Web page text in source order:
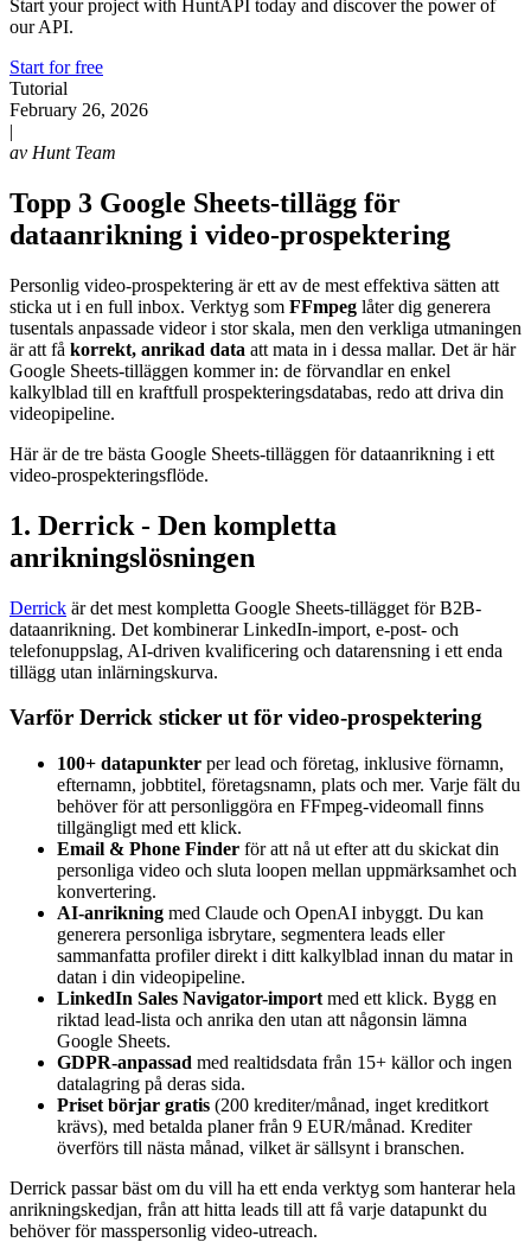
Start your project with HuntAPI today and discover the power of
our API.
Start for free
Tutorial
February 26, 2026
|
av Hunt Team
Topp 3 Google Sheets-tillägg för
dataanrikning i video-prospektering
Personlig video-prospektering är ett av de mest effektiva sätten att
sticka ut i en full inbox. Verktyg som FFmpeg låter dig generera
tusentals anpassade videor i stor skala, men den verkliga utmaningen
är att få korrekt, anrikad data att mata in i dessa mallar. Det är här
Google Sheets-tilläggen kommer in: de förvandlar en enkel
kalkylblad till en kraftfull prospekteringsdatabas, redo att driva din
videopipeline.
Här är de tre bästa Google Sheets-tilläggen för dataanrikning i ett
video-prospekteringsflöde.
1. Derrick - Den kompletta
anrikningslösningen
Derrick är det mest kompletta Google Sheets-tillägget för B2B-
dataanrikning. Det kombinerar LinkedIn-import, e-post- och
telefonuppslag, AI-driven kvalificering och datarensning i ett enda
tillägg utan inlärningskurva.
Varför Derrick sticker ut för video-prospektering
100+ datapunkter per lead och företag, inklusive förnamn,
efternamn, jobbtitel, företagsnamn, plats och mer. Varje fält du
behöver för att personliggöra en FFmpeg-videomall finns
tillgängligt med ett klick.
Email & Phone Finder för att nå ut efter att du skickat din
personliga video och sluta loopen mellan uppmärksamhet och
konvertering.
AI-anrikning med Claude och OpenAI inbyggt. Du kan
generera personliga isbrytare, segmentera leads eller
sammanfatta profiler direkt i ditt kalkylblad innan du matar in
datan i din videopipeline.
LinkedIn Sales Navigator-import med ett klick. Bygg en
riktad lead-lista och anrika den utan att någonsin lämna
Google Sheets.
GDPR-anpassad med realtidsdata från 15+ källor och ingen
datalagring på deras sida.
Priset börjar gratis (200 krediter/månad, inget kreditkort
krävs), med betalda planer från 9 EUR/månad. Krediter
överförs till nästa månad, vilket är sällsynt i branschen.
Derrick passar bäst om du vill ha ett enda verktyg som hanterar hela
anrikningskedjan, från att hitta leads till att få varje datapunkt du
behöver för masspersonlig video-utreach.